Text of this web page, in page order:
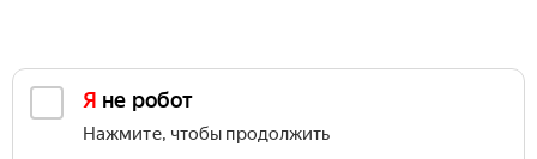
Я не робот
Нажмите, чтобы продолжить